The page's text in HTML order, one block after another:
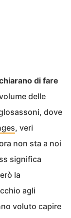
di fare
delle
dove
, veri
non sta a noi
significa
la
agli
voluto capire